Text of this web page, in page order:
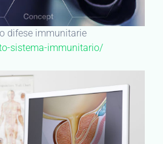
difese immunitarie
sistema-immunitario/